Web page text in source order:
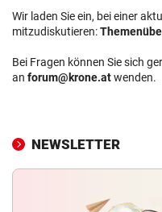
Wir laden Sie ein, bei einer
mitzudiskutieren:
Bei Fragen können Sie sich
an forum@krone.atwenden.
NEWSLETTER